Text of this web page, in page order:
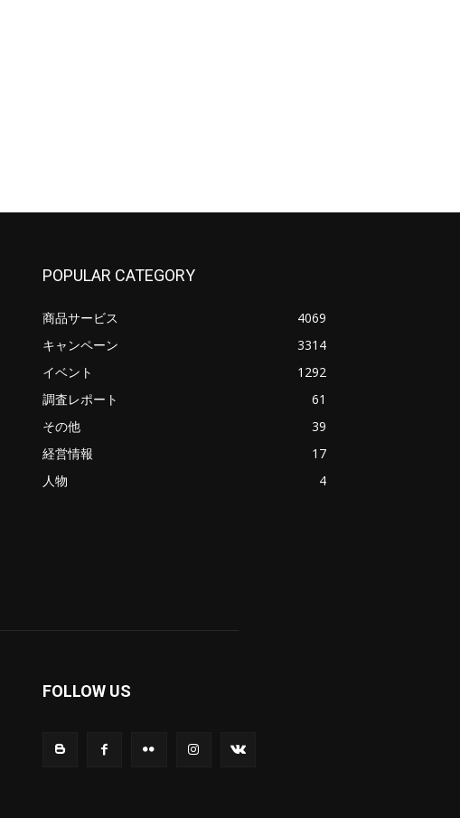
POPULAR CATEGORY
商品サービス
4069
キャンペーン
3314
イベント
1292
調査レポート
61
その他
39
経営情報
17
人物
4
FOLLOW US